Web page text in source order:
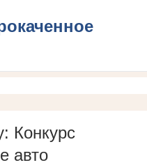
Конкурс
авто